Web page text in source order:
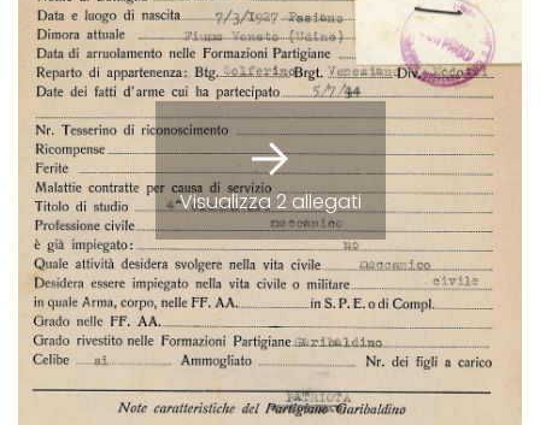
Visualizza 2 allegati